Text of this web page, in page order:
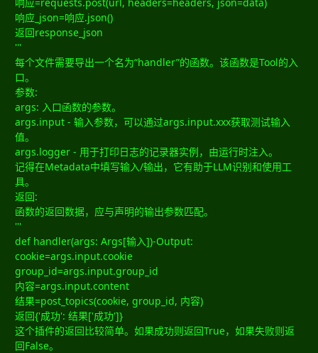
响应_json=响应.json()
返回response_json
'''
每个文件需要导出一个名为“handler”的函数。该函数是Tool的入
口。
参数:
args: 入口函数的参数。
args.input - 输入参数，可以通过args.input.xxx获取测试输入
值。
args.logger - 用于打印日志的记录器实例，由运行时注入。
记得在Metadata中填写输入/输出，它有助于LLM识别和使用工
具。
返回:
函数的返回数据，应与声明的输出参数匹配。
'''
def handler(args: Args[输入])-Output:
cookie=args.input.cookie
group_id=args.input.group_id
内容=args.input.content
结果=post_topics(cookie, group_id, 内容)
返回{'成功': 结果['成功']}
这个插件的返回比较简单。如果成功则返回True，如果失败则返
回False。